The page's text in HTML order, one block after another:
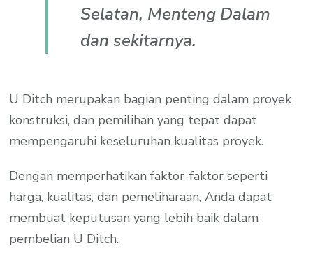
Selatan, Menteng Dalam
dan sekitarnya.
U Ditch merupakan bagian penting dalam proyek
konstruksi, dan pemilihan yang tepat dapat
mempengaruhi keseluruhan kualitas proyek.
Dengan memperhatikan faktor-faktor seperti
harga, kualitas, dan pemeliharaan, Anda dapat
membuat keputusan yang lebih baik dalam
pembelian U Ditch.